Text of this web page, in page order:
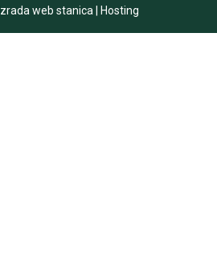
Izrada web stanica Hosting